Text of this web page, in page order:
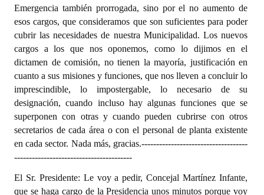
Emergencia también prorrogada, sino por el no aumento de
esos cargos, que consideramos que son suficientes para poder
cubrir las necesidades de nuestra Municipalidad. Los nuevos
cargos a los que nos oponemos, como lo dijimos en el
dictamen de comisión, no tienen la mayoría, justificación en
cuanto a sus misiones y funciones, que nos lleven a concluir lo
imprescindible, lo impostergable, lo necesario de su
designación, cuando incluso hay algunas funciones que se
superponen con otras y cuando pueden cubrirse con otros
secretarios de cada área o con el personal de planta existente
en cada sector. Nada más, gracias.------------------------------------
----------------------------------------
El Sr. Presidente: Le voy a pedir, Concejal Martínez Infante,
que se haga cargo de la Presidencia unos minutos porque voy